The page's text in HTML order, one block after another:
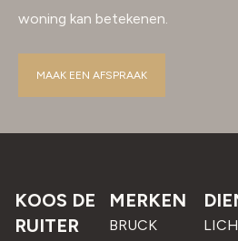
woning kan betekenen.
MAAK EEN AFSPRAAK
KOOS DE
RUITER
MERKEN
BRUCK